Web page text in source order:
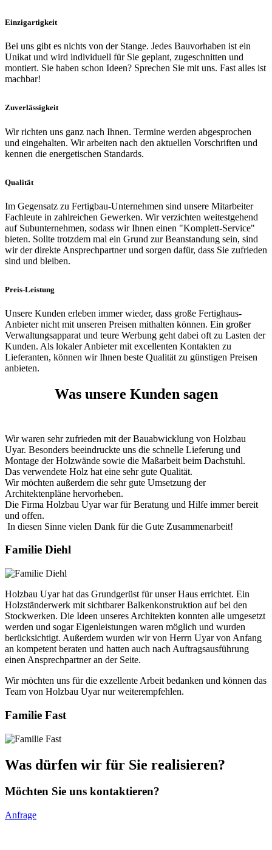
Einzigartigkeit
Bei uns gibt es nichts von der Stange. Jedes Bauvorhaben ist ein
Unikat und wird individuell für Sie geplant, zugeschnitten und
montiert. Sie haben schon Ideen? Sprechen Sie mit uns. Fast alles ist
machbar!
Zuverlässigkeit
Wir richten uns ganz nach Ihnen. Termine werden abgesprochen
und eingehalten. Wir arbeiten nach den aktuellen Vorschriften und
kennen die energetischen Standards.
Qualität
Im Gegensatz zu Fertigbau-Unternehmen sind unsere Mitarbeiter
Fachleute in zahlreichen Gewerken. Wir verzichten weitestgehend
auf Subunternehmen, sodass wir Ihnen einen "Komplett-Service"
bieten. Sollte trotzdem mal ein Grund zur Beanstandung sein, sind
wir der direkte Ansprechpartner und sorgen dafür, dass Sie zufrieden
sind und bleiben.
Preis-Leistung
Unsere Kunden erleben immer wieder, dass große Fertighaus-
Anbieter nicht mit unseren Preisen mithalten können. Ein großer
Verwaltungsapparat und teure Werbung geht dabei oft zu Lasten der
Kunden. Als lokaler Anbieter mit excellenten Kontakten zu
Lieferanten, können wir Ihnen beste Qualität zu günstigen Preisen
anbieten.
Was unsere Kunden sagen
Wir waren sehr zufrieden mit der Bauabwicklung von Holzbau
Uyar. Besonders beeindruckte uns die schnelle Lieferung und
Montage der Holzwände sowie die Maßarbeit beim Dachstuhl.
Das verwendete Holz hat eine sehr gute Qualität.
Wir möchten außerdem die sehr gute Umsetzung der
Architektenpläne hervorheben.
Die Firma Holzbau Uyar war für Beratung und Hilfe immer bereit
und offen.
In diesen Sinne vielen Dank für die Gute Zusammenarbeit!
Familie Diehl
Holzbau Uyar hat das Grundgerüst für unser Haus errichtet. Ein
Holzständerwerk mit sichtbarer Balkenkonstruktion auf bei den
Stockwerken. Die Ideen unseres Architekten konnten alle umgesetzt
werden und sogar Eigenleistungen waren möglich und wurden
berücksichtigt. Außerdem wurden wir von Herrn Uyar von Anfang
an kompetent beraten und hatten auch nach Auftragsausführung
einen Ansprechpartner an der Seite.
Wir möchten uns für die exzellente Arbeit bedanken und können das
Team von Holzbau Uyar nur weiterempfehlen.
Familie Fast
Was dürfen wir für Sie realisieren?
Möchten Sie uns kontaktieren?
Anfrage